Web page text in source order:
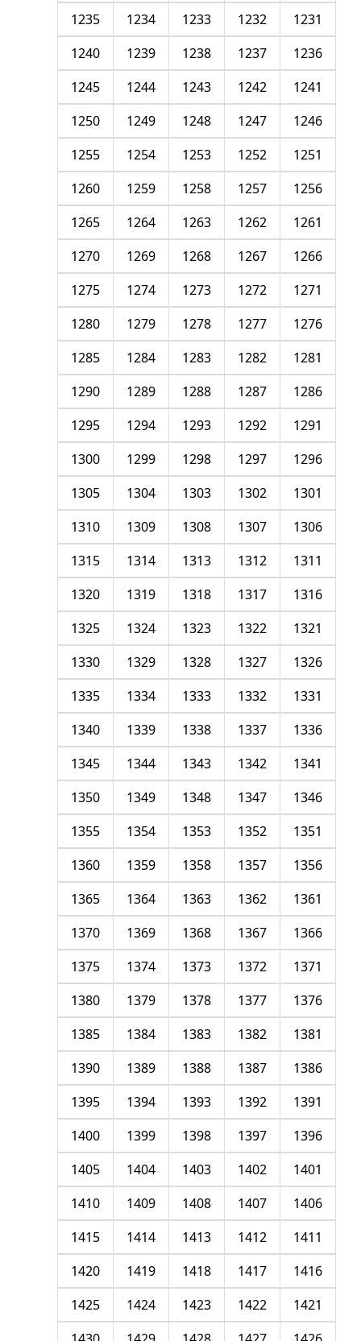
1231
1232
1233
1234
1235
1236
1237
1238
1239
1240
1241
1242
1243
1244
1245
1246
1247
1248
1249
1250
1251
1252
1253
1254
1255
1256
1257
1258
1259
1260
1261
1262
1263
1264
1265
1266
1267
1268
1269
1270
1271
1272
1273
1274
1275
1276
1277
1278
1279
1280
1281
1282
1283
1284
1285
1286
1287
1288
1289
1290
1291
1292
1293
1294
1295
1296
1297
1298
1299
1300
1301
1302
1303
1304
1305
1306
1307
1308
1309
1310
1311
1312
1313
1314
1315
1316
1317
1318
1319
1320
1321
1322
1323
1324
1325
1326
1327
1328
1329
1330
1331
1332
1333
1334
1335
1336
1337
1338
1339
1340
1341
1342
1343
1344
1345
1346
1347
1348
1349
1350
1351
1352
1353
1354
1355
1356
1357
1358
1359
1360
1361
1362
1363
1364
1365
1366
1367
1368
1369
1370
1371
1372
1373
1374
1375
1376
1377
1378
1379
1380
1381
1382
1383
1384
1385
1386
1387
1388
1389
1390
1391
1392
1393
1394
1395
1396
1397
1398
1399
1400
1401
1402
1403
1404
1405
1406
1407
1408
1409
1410
1411
1412
1413
1414
1415
1416
1417
1418
1419
1420
1421
1422
1423
1424
1425